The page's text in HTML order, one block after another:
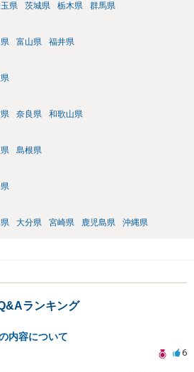
県 茨城県 栃木県 群馬県
富山県 福井県
奈良県 和歌山県
島根県
大分県 宮崎県 鹿児島県 沖縄県
ランキング
内容について
6